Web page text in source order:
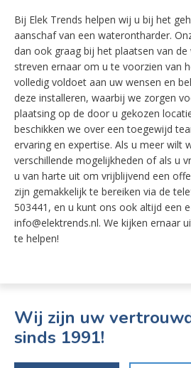
Bij Elek Trends helpen wij u bij het
aanschaf van een waterontharder.
dan ook graag bij het plaatsen van
streven ernaar om u te voorzien van
volledig voldoet aan uw wensen en
deze installeren, waarbij we zorgen
plaatsing op de door u gekozen
beschikken we over een toegewijd
ervaring en expertise. Als u meer wilt
verschillende mogelijkheden of als u
u van harte uit om vrijblijvend een
zijn gemakkelijk te bereiken via de
503441, en u kunt ons ook altijd een
info@elektrends.nl. We kijken ernaar
te helpen!
Wij zijn uw
sinds 1991!